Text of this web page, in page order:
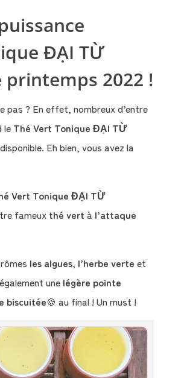
ĐẠI TỪ
printemps 2022 !
pas ? En effet, nombreux d’entre
le Thé Vert Tonique ĐẠI TỪ
Eh bien, vous avez la
Vert Tonique ĐẠI TỪ
fameux thé vert à l’attaque
les algues, l’herbe verte et
une légère pointe
biscuitée🍪 au final ! Un must !